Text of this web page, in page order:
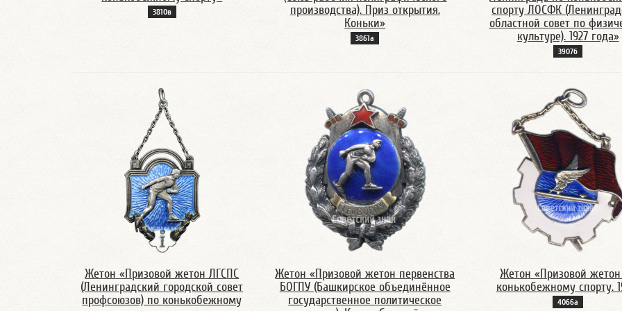
3810в
производства). Приз открытия.
Коньки»
3861а
спорту ЛОСФК
областной совет по
культуре). 1927 года»
3907б
Жетон «Призовой жетон ЛГСПС
(Ленинградский городской совет
профсоюзов) по конькобежному
Жетон «Призовой жетон первенства
БОГПУ (Башкирское объединённое
государственное политическое
Жетон «Призовой
конькобежному спорту.
4066а